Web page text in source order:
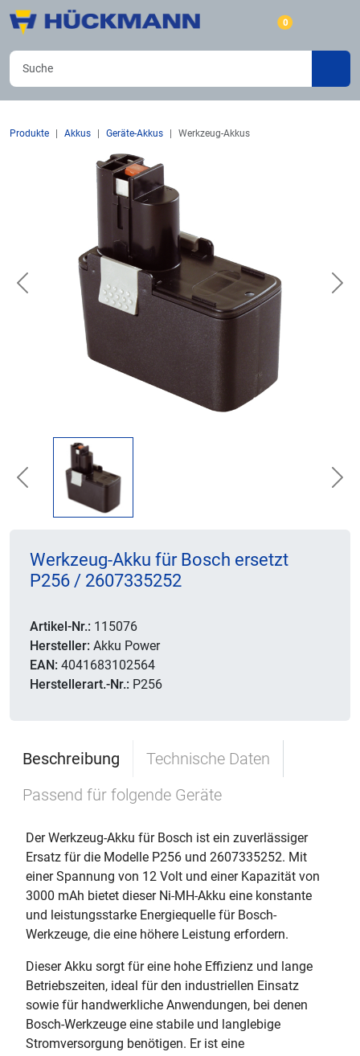
0
Produkte Akkus Geräte-Akkus Werkzeug-Akkus
Previous
Previous
Werkzeug-Akku für Bosch ersetzt
P256 / 2607335252
Artikel-Nr.: 115076
Hersteller: Akku Power
EAN: 4041683102564
Herstellerart.-Nr.: P256
Beschreibung
Technische Daten
Passend für folgende Geräte
Der Werkzeug-Akku für Bosch ist ein zuverlässiger
Ersatz für die Modelle P256 und 2607335252. Mit
einer Spannung von 12 Volt und einer Kapazität von
3000 mAh bietet dieser Ni-MH-Akku eine konstante
und leistungsstarke Energiequelle für Bosch-
Werkzeuge, die eine höhere Leistung erfordern.
Dieser Akku sorgt für eine hohe Effizienz und lange
Betriebszeiten, ideal für den industriellen Einsatz
sowie für handwerkliche Anwendungen, bei denen
Bosch-Werkzeuge eine stabile und langlebige
Stromversorgung benötigen. Er ist eine